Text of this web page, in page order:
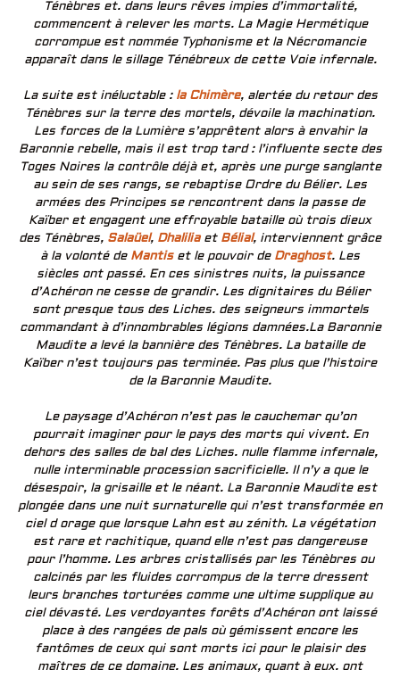
Ténèbres et. dans leurs rêves impies d’immortalité,
commencent à relever les morts. La Magie Hermétique
corrompue est nommée Typhonisme et la Nécromancie
apparaît dans le sillage Ténébreux de cette Voie infernale.
La suite est inéluctable : la Chimère, alertée du retour des
Ténèbres sur la terre des mortels, dévoile la machination.
Les forces de la Lumière s’apprêtent alors à envahir la
Baronnie rebelle, mais il est trop tard : l’influente secte des
Toges Noires la contrôle déjà et, après une purge sanglante
au sein de ses rangs, se rebaptise Ordre du Bélier. Les
armées des Principes se rencontrent dans la passe de
Kaïber et engagent une effroyable bataille où trois dieux
des Ténèbres, Salaüel, Dhaliliaet Bélial, interviennent grâce
à la volonté de Mantiset le pouvoir de Draghost. Les
siècles ont passé. En ces sinistres nuits, la puissance
d’Achéron ne cesse de grandir. Les dignitaires du Bélier
sont presque tous des Liches. des seigneurs immortels
commandant à d’innombrables légions damnées.La Baronnie
Maudite a levé la bannière des Ténèbres. La bataille de
Kaïber n’est toujours pas terminée. Pas plus que l’histoire
de la Baronnie Maudite.
Le paysage d’Achéron n’est pas le cauchemar qu’on
pourrait imaginer pour le pays des morts qui vivent. En
dehors des salles de bal des Liches. nulle flamme infernale,
nulle interminable procession sacrificielle. Il n’y a que le
désespoir, la grisaille et le néant. La Baronnie Maudite est
plongée dans une nuit surnaturelle qui n’est transformée en
ciel d orage que lorsque Lahn est au zénith. La végétation
est rare et rachitique, quand elle n’est pas dangereuse
pour l’homme. Les arbres cristallisés par les Ténèbres ou
calcinés par les fluides corrompus de la terre dressent
leurs branches torturées comme une ultime supplique au
ciel dévasté. Les verdoyantes forêts d’Achéron ont laissé
place à des rangées de pals où gémissent encore les
fantômes de ceux qui sont morts ici pour le plaisir des
maîtres de ce domaine. Les animaux, quant à eux. ont